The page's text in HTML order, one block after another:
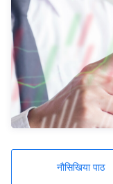
नौसिखिया पाठ